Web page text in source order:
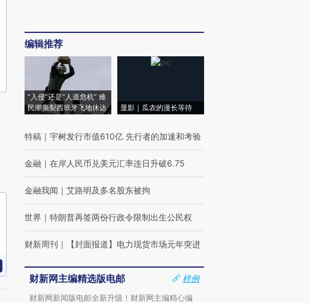
编辑推荐
“入侵”还是“人道危机” 难
民潮撕裂西班牙飞地休达
显影｜瓜农的漫长等待
特稿 ｜ 宇树发行市值610亿 先行者的加速和考验
金融 ｜ 在岸人民币兑美元汇率连日升破6.75
金融我闻 ｜ 艾路明及多名股东被拘
世界 ｜ 特朗普再签两份行政令限制出生公民权
财新周刊 ｜ 【封面报道】电力现货市场元年突进
财新网主编精选版电邮
样例
财新网新闻版电邮全新升级！财新网主编精心编